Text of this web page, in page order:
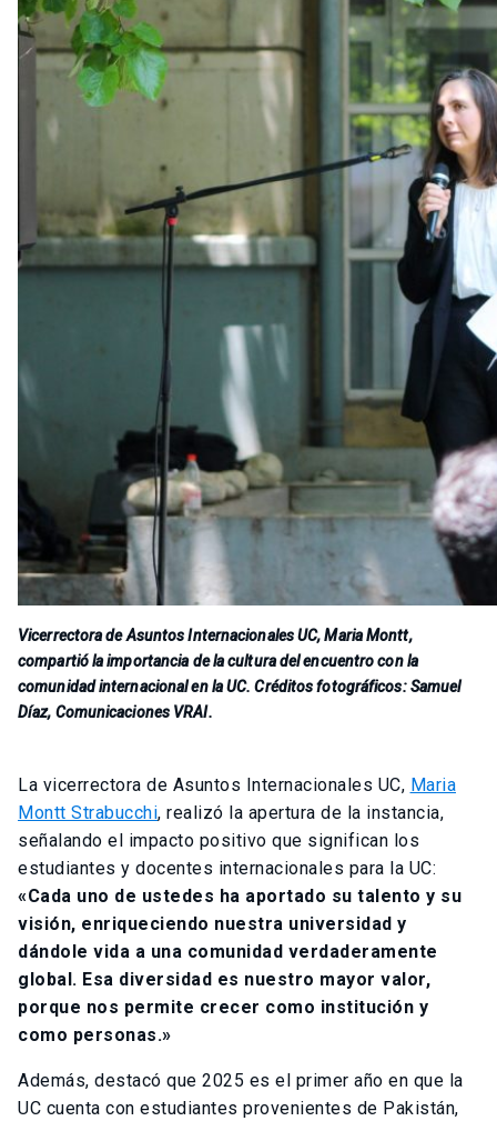
Vicerrectora de Asuntos Internacionales UC, Maria Montt,
compartió la importancia de la cultura del encuentro con la
comunidad internacional en la UC. Créditos fotográficos: Samuel
Díaz, Comunicaciones VRAI.
La vicerrectora de Asuntos Internacionales UC, Maria
Montt Strabucchi, realizó la apertura de la instancia,
señalando el impacto positivo que significan los
estudiantes y docentes internacionales para la UC:
«Cada uno de ustedes ha aportado su talento y su
visión, enriqueciendo nuestra universidad y
dándole vida a una comunidad verdaderamente
global. Esa diversidad es nuestro mayor valor,
porque nos permite crecer como institución y
como personas.»
Además, destacó que 2025 es el primer año en que la
UC cuenta con estudiantes provenientes de Pakistán,